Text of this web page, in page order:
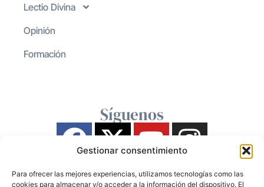
Gestionar consentimiento
Para ofrecer las mejores experiencias, utilizamos tecnologías como las
cookies para almacenar y/o acceder a la información del dispositivo. El
Lectio Divina
Opinión
Formación
Síguenos